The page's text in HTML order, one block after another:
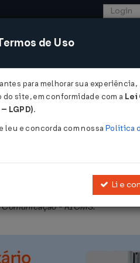
COMÉRCIO
de Mercadorias e sobre
- RICMS.
de Uso
para melhorar sua experiência,
site, em conformidade com a Lei
LGPD).
leu e concorda com nossa Política
Li e